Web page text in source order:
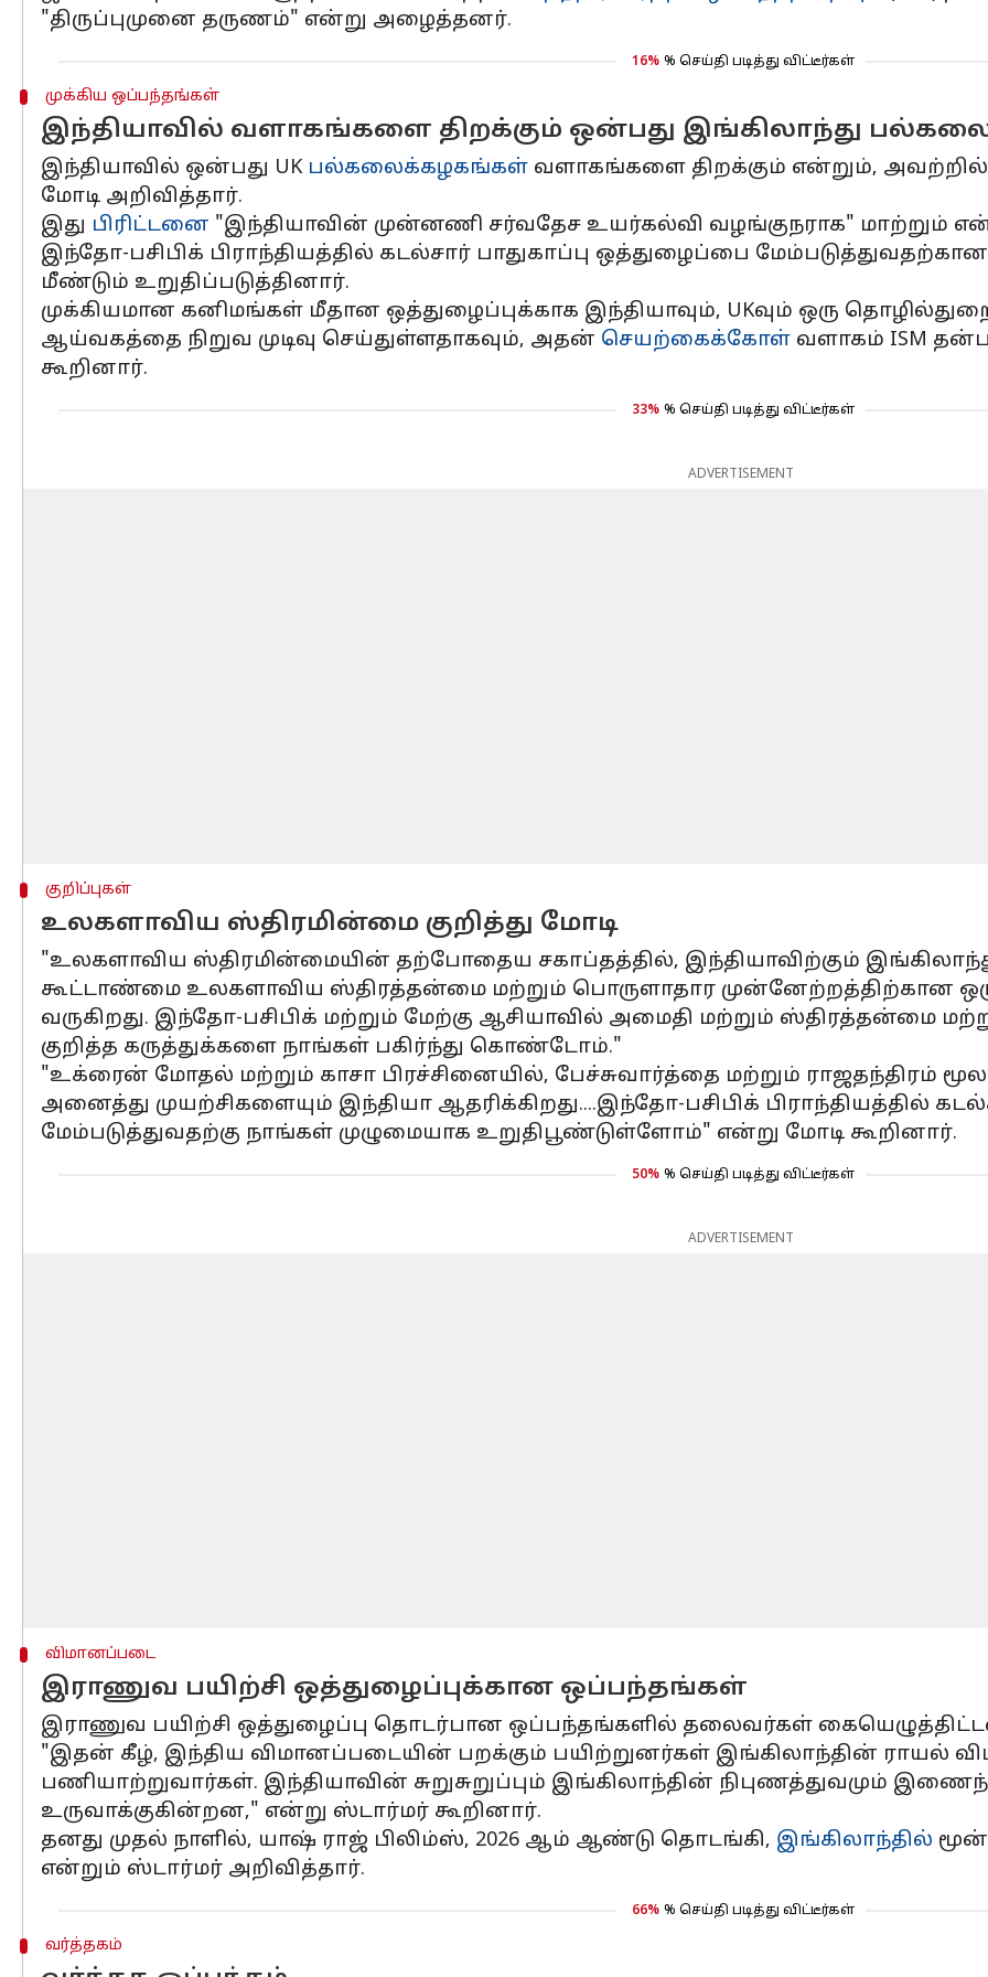
"திருப்புமுனை தருணம்" என்று அழைத்தனர்.
16% % செய்தி படித்து விட்டீர்கள்
முக்கிய ஒப்பந்தங்கள்
இந்தியாவில் வளாகங்களை திறக்கும் ஒன்பது இங்கிலாந்து
இந்தியாவில் ஒன்பது UK பல்கலைக்கழகங்கள் வளாகங்களை திறக்கும் என்றும், அவற்றில்
மோடி அறிவித்தார்.
இது பிரிட்டனை "இந்தியாவின் முன்னணி சர்வதேச உயர்கல்வி வழங்குநராக" மாற்றும்
இந்தோ-பசிபிக் பிராந்தியத்தில் கடல்சார் பாதுகாப்பு ஒத்துழைப்பை
மீண்டும் உறுதிப்படுத்தினார்.
முக்கியமான கனிமங்கள் மீதான ஒத்துழைப்புக்காக இந்தியாவும், UKவும் ஒரு
ஆய்வகத்தை நிறுவ முடிவு செய்துள்ளதாகவும், அதன் செயற்கைக்கோள் வளாகம் ISM
கூறினார்.
33% % செய்தி படித்து விட்டீர்கள்
ADVERTISEMENT
குறிப்புகள்
உலகளாவிய ஸ்திரமின்மை குறித்து மோடி
"உலகளாவிய ஸ்திரமின்மையின் தற்போதைய சகாப்தத்தில், இந்தியாவிற்கும்
கூட்டாண்மை உலகளாவிய ஸ்திரத்தன்மை மற்றும் பொருளாதார முன்னேற்றத்திற்கான ஒரு
வருகிறது. இந்தோ-பசிபிக் மற்றும் மேற்கு ஆசியாவில் அமைதி மற்றும் ஸ்திரத்தன்மை
குறித்த கருத்துக்களை நாங்கள் பகிர்ந்து கொண்டோம்."
"உக்ரைன் மோதல் மற்றும் காசா பிரச்சினையில், பேச்சுவார்த்தை மற்றும் ராஜதந்திரம்
அனைத்து முயற்சிகளையும் இந்தியா ஆதரிக்கிறது....இந்தோ-பசிபிக் பிராந்தியத்தில்
மேம்படுத்துவதற்கு நாங்கள் முழுமையாக உறுதிபூண்டுள்ளோம்" என்று மோடி கூறினார்.
50% % செய்தி படித்து விட்டீர்கள்
ADVERTISEMENT
விமானப்படை
இராணுவ பயிற்சி ஒத்துழைப்புக்கான ஒப்பந்தங்கள்
இராணுவ பயிற்சி ஒத்துழைப்பு தொடர்பான ஒப்பந்தங்களில் தலைவர்கள்
"இதன் கீழ், இந்திய விமானப்படையின் பறக்கும் பயிற்றுனர்கள் இங்கிலாந்தின் ராயல்
பணியாற்றுவார்கள். இந்தியாவின் சுறுசுறுப்பும் இங்கிலாந்தின் நிபுணத்துவமும்
உருவாக்குகின்றன," என்று ஸ்டார்மர் கூறினார்.
தனது முதல் நாளில், யாஷ் ராஜ் பிலிம்ஸ், 2026 ஆம் ஆண்டு தொடங்கி, இங்கிலாந்தில்
என்றும் ஸ்டார்மர் அறிவித்தார்.
66% % செய்தி படித்து விட்டீர்கள்
வர்த்தகம்